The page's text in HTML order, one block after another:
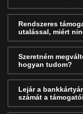
Rendszeres
utalással, miért
Szeretném
hogyan tudom?
Lejár a
számát a